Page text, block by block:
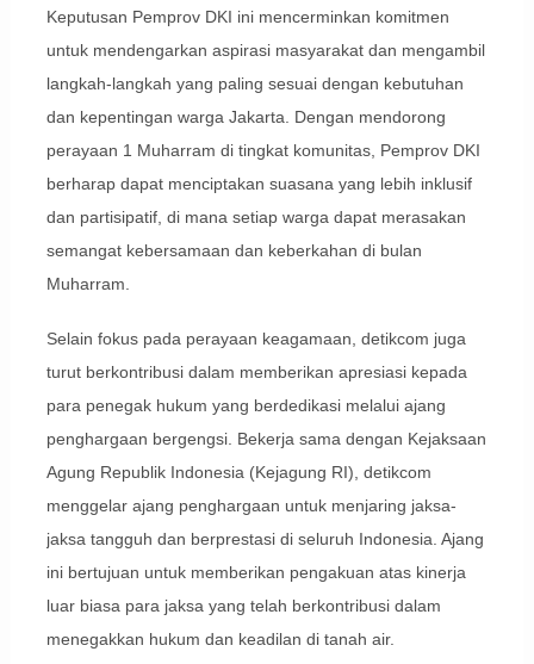
Keputusan Pemprov DKI ini mencerminkan komitmen
untuk mendengarkan aspirasi masyarakat dan mengambil
langkah-langkah yang paling sesuai dengan kebutuhan
dan kepentingan warga Jakarta. Dengan mendorong
perayaan 1 Muharram di tingkat komunitas, Pemprov DKI
berharap dapat menciptakan suasana yang lebih inklusif
dan partisipatif, di mana setiap warga dapat merasakan
semangat kebersamaan dan keberkahan di bulan
Muharram.
Selain fokus pada perayaan keagamaan, detikcom juga
turut berkontribusi dalam memberikan apresiasi kepada
para penegak hukum yang berdedikasi melalui ajang
penghargaan bergengsi. Bekerja sama dengan Kejaksaan
Agung Republik Indonesia (Kejagung RI), detikcom
menggelar ajang penghargaan untuk menjaring jaksa-
jaksa tangguh dan berprestasi di seluruh Indonesia. Ajang
ini bertujuan untuk memberikan pengakuan atas kinerja
luar biasa para jaksa yang telah berkontribusi dalam
menegakkan hukum dan keadilan di tanah air.